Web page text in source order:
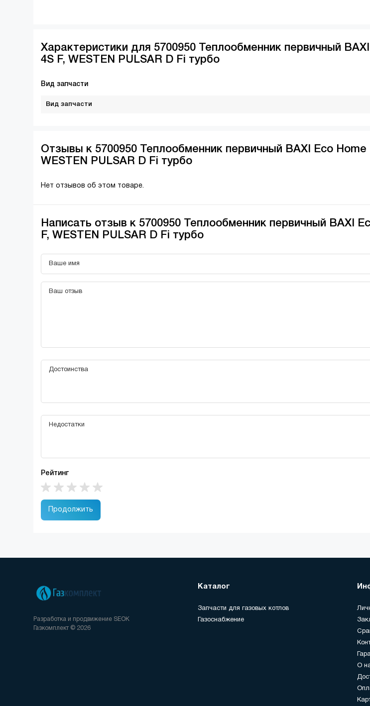
Характеристики для 5700950 Теплообменник первичный
4S F, WESTEN PULSAR D Fi турбо
Вид запчасти
Вид запчасти
Отзывы к 5700950 Теплообменник первичный BAXI Eco Home
WESTEN PULSAR D Fi турбо
Нет отзывов об этом товаре.
Написать отзыв к 5700950 Теплообменник первичный BAXI
F, WESTEN PULSAR D Fi турбо
Рейтинг
Продолжить
Разработка и продвижение SEOK
Газкомплект © 2026
Каталог
Запчасти для газовых котлов
Газоснабжение
О